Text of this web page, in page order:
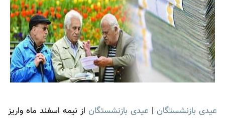
عیدی بازنشستگان | عیدی بازنشستگان از نیمه اسفند ماه واریز